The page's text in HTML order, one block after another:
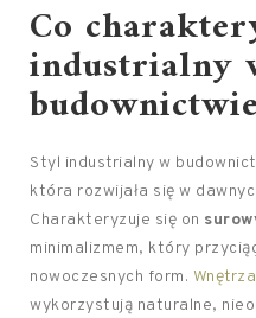
Co
industrialny
Styl industrialny w
która rozwijała się w
Charakteryzuje się on
minimalizmem, który
nowoczesnych form. Wnętrza
wykorzystują naturalne,